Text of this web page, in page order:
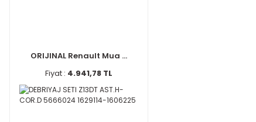
ORIJINAL Renault Mua ...
Fiyat : 4.941,78 TL